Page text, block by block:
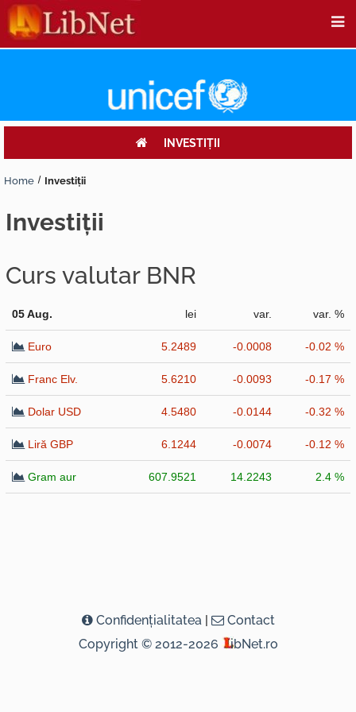
INVESTIŢII
Home Investiţii
investiţii
Curs valutar BNR
05 Aug. lei var. var. %
Euro 5.2489 -0.0008 -0.02 %
Franc Elv. 5.6210 -0.0093 -0.17 %
Dolar USD 4.5480 -0.0144 -0.32 %
Liră GBP 6.1244 -0.0074 -0.12 %
Gram aur 607.9521 14.2243 2.4 %
Confidenţialitatea |
Contact
Copyright © 2012-2026
ibNet.ro